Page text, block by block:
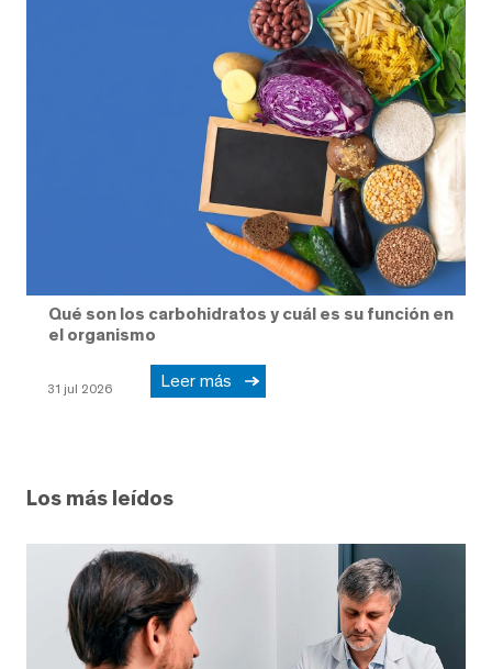
Qué son los carbohidratos y cuál es su función en
el organismo
31 jul 2026 Leer más
Los más leídos